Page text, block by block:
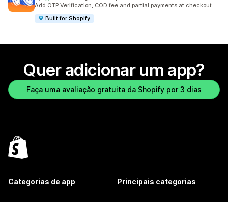
Add OTP Verification, COD fee and partial payments at checkout
Built for Shopify
Quer adicionar um app?
Faça uma avaliação gratuita da Shopify por 3 dias
Categorias de app Principais categorias